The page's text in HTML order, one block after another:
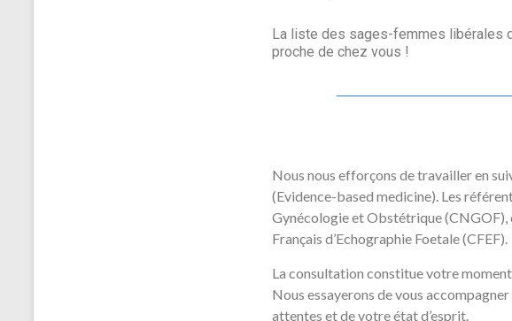
La liste des sages-femmes libérales
proche de chez vous !
Nous nous efforçons de travailler en
(Evidence-based medicine). Les
Gynécologie et Obstétrique (CNGOF),
Français d’Echographie Foetale (CFEF).
La consultation constitue votre
Nous essayerons de vous
attentes et de votre état d’esprit.